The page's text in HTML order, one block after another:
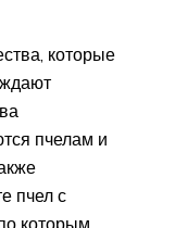
которые
пчелам и
пчел с
которым